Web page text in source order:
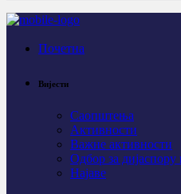
Почетна
Вијести
Саопштења
Активности
Важне активности
Одбор за
Најаве